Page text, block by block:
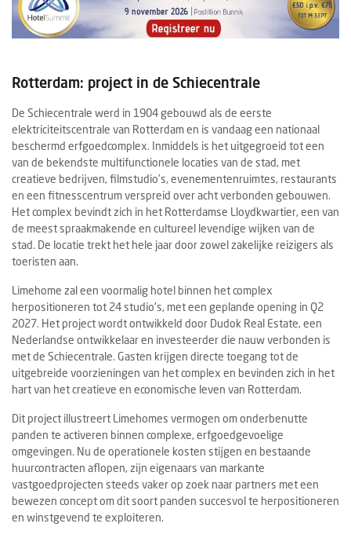
Rotterdam: project in de Schiecentrale
De Schiecentrale werd in 1904 gebouwd als de eerste
elektriciteitscentrale van Rotterdam en is vandaag een nationaal
beschermd erfgoedcomplex. Inmiddels is het uitgegroeid tot een
van de bekendste multifunctionele locaties van de stad, met
creatieve bedrijven, filmstudio’s, evenementenruimtes, restaurants
en een fitnesscentrum verspreid over acht verbonden gebouwen.
Het complex bevindt zich in het Rotterdamse Lloydkwartier, een van
de meest spraakmakende en cultureel levendige wijken van de
stad. De locatie trekt het hele jaar door zowel zakelijke reizigers als
toeristen aan.
Limehome zal een voormalig hotel binnen het complex
herpositioneren tot 24 studio's, met een geplande opening in Q2
2027. Het project wordt ontwikkeld door Dudok Real Estate, een
Nederlandse ontwikkelaar en investeerder die nauw verbonden is
met de Schiecentrale. Gasten krijgen directe toegang tot de
uitgebreide voorzieningen van het complex en bevinden zich in het
hart van het creatieve en economische leven van Rotterdam.
Dit project illustreert Limehomes vermogen om onderbenutte
panden te activeren binnen complexe, erfgoedgevoelige
omgevingen. Nu de operationele kosten stijgen en bestaande
huurcontracten aflopen, zijn eigenaars van markante
vastgoedprojecten steeds vaker op zoek naar partners met een
bewezen concept om dit soort panden succesvol te herpositioneren
en winstgevend te exploiteren.